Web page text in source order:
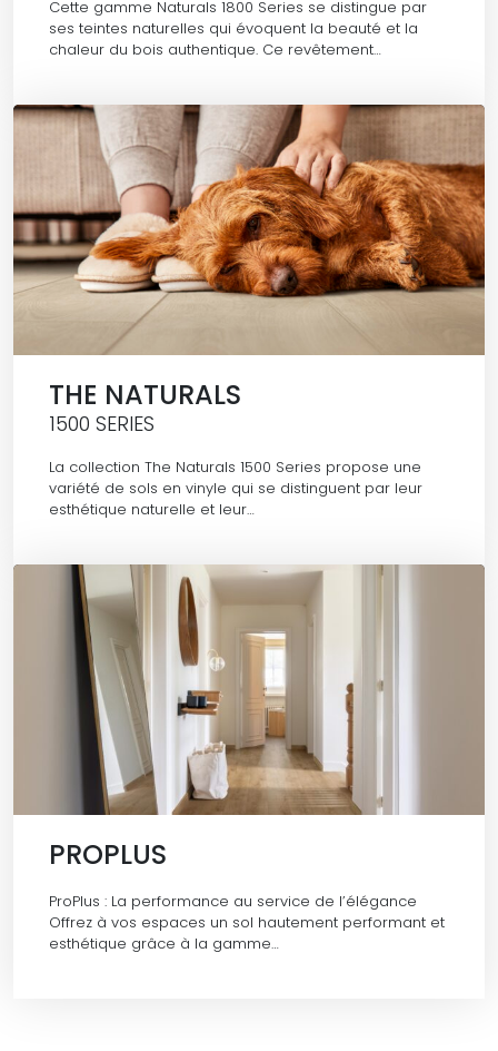
Cette gamme Naturals 1800 Series se distingue par
ses teintes naturelles qui évoquent la beauté et la
chaleur du bois authentique. Ce revêtement…
THE NATURALS
1500 SERIES
La collection The Naturals 1500 Series propose une
variété de sols en vinyle qui se distinguent par leur
esthétique naturelle et leur…
PROPLUS
ProPlus : La performance au service de l’élégance
Offrez à vos espaces un sol hautement performant et
esthétique grâce à la gamme…